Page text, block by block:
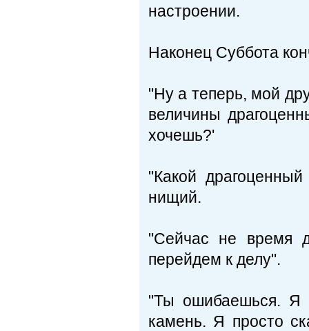
настроении.
Наконец Суббота
"Ну а теперь, мой
величины
хочешь?'
"Какой
нищий.
"Сейчас не время
перейдем к делу".
"Ты ошибаешься. Я
камень. Я просто